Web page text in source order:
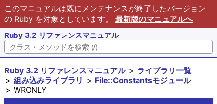
このマニュアルは既にメンテナンスが終了したバージョン
の Ruby を対象としています。 最新版のマニュアルへ
Ruby 3.2 リファレンスマニュアル
Ruby 3.2 リファレンスマニュアル
ライブラリ一覧
組み込みライブラリ
File::Constantsモジュール
WRONLY